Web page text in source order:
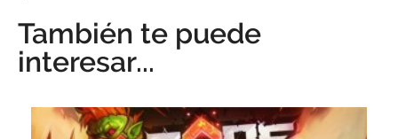
También te puede
interesar...